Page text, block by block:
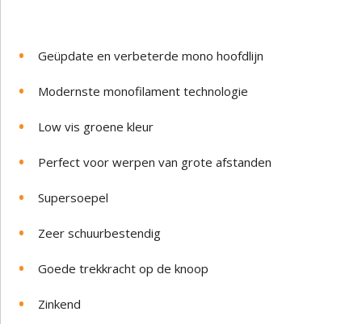
Geüpdate en verbeterde mono hoofdlijn
Modernste monofilament technologie
Low vis groene kleur
Perfect voor werpen van grote afstanden
Supersoepel
Zeer schuurbestendig
Goede trekkracht op de knoop
Zinkend